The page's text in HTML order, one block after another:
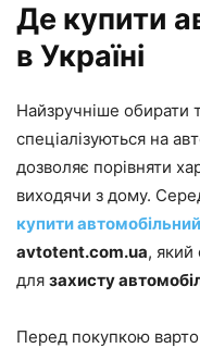
Де купити
в Україні
Найзручніше обирати
спеціалізуються на
дозволяє порівняти
виходячи з дому.
купити автомобільний
avtotent.com.ua, який
для захисту
Перед покупкою